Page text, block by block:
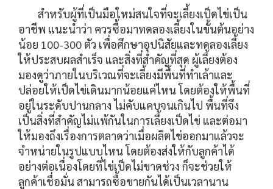
สำหรับผู้ที่เป็นมือใหม่สนใจที่จะเลี้ยงเป็ดไข่เป็น
อาชีพ แนะนำว่า ควรซื้อมาทดลองเลี้ยงในขั้นต้นอย่าง
น้อย 100-300 ตัว เพื่อศึกษาอุปนิสัยและทดลองเลี้ยง
ให้ประสบผลสำเร็จ และสิ่งที่สำคัญที่สุด ผู้เลี้ยงต้อง
มองดูว่าภายในบริเวณที่จะเลี้ยงมีพื้นที่ทำเล้าและ
ปล่อยให้เป็ดไข่เดินมากน้อยแค่ไหน โดยต้องให้พื้นที่
อยู่ในระดับปานกลาง ไม่คับแคบจนเกินไป พื้นที่จึง
เป็นสิ่งที่สำคัญไม่แพ้กันในการเลี้ยงเป็ดไข่ และต่อมา
ให้มองถึงเรื่องการตลาดว่าเมื่อผลิตไข่ออกมาแล้วจะ
จำหน่ายในรูปแบบไหน โดยต้องส่งให้กับลูกค้าได้
อย่างต่อเนื่องโดยที่ไข่เป็ดไม่ขาดช่วง ก็จะช่วยให้
ลูกค้าเชื่อมั่น สามารถซื้อขายกันได้เป็นเวลานาน